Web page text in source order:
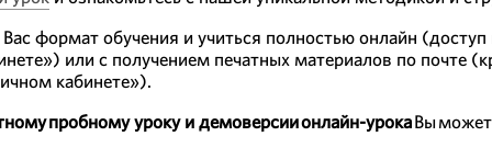
формат обучения и учиться полностью онлайн
или с получением печатных материалов по почте
кабинете»).
пробному уроку и демоверсии онлайн-урокаВы